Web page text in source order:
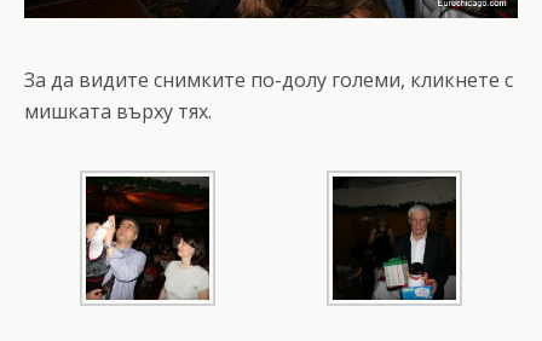
За да видите снимките по-долу големи, кликнете с
мишката върху тях.